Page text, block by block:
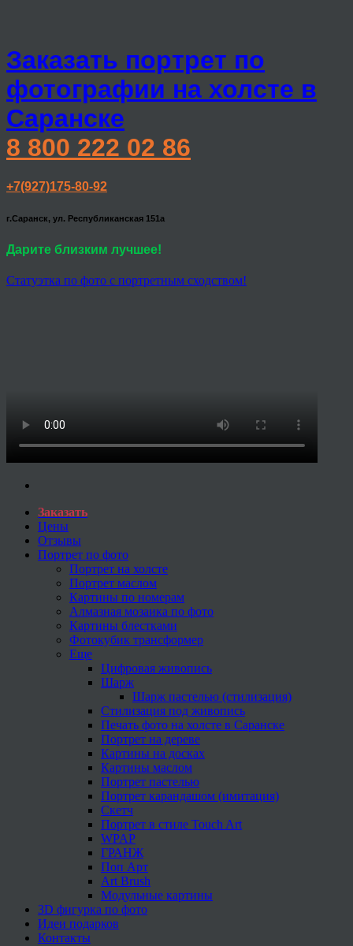
Заказать портрет по
фотографии на холсте в
Саранске
8 800 222 02 86
+7(927)175-80-92
г.Саранск, ул. Республиканская 151а
Дарите близким лучшее!
Статуэтка по фото с портретным сходством!
Заказать
Цены
Отзывы
Портрет по фото
Портрет на холсте
Портрет маслом
Картины по номерам
Алмазная мозаика по фото
Картины блестками
Фотокубик трансформер
Еще
Цифровая живопись
Шарж
Шарж пастелью (стилизация)
Стилизация под живопись
Печать фото на холсте в Саранске
Портрет на дереве
Картины на досках
Картины маслом
Портрет пастелью
Портрет карандашом (имитация)
Скетч
Портрет в стиле Touch Art
WPAP
ГРАНЖ
Поп Арт
Art Brush
Модульные картины
3D фигурка по фото
Идеи подарков
Контакты